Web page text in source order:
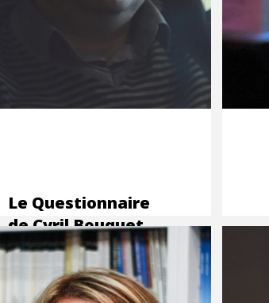
Le Questionnaire
de Cyril Bouquet,
lettreur BD,
dessinateur et
encreur